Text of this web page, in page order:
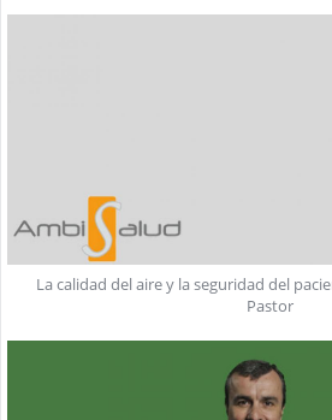
La calidad del aire y la seguridad del
Pastor